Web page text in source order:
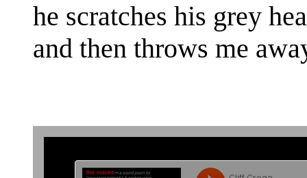
he scratches his grey
and then throws me